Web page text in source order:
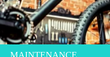
MAINTENANCE